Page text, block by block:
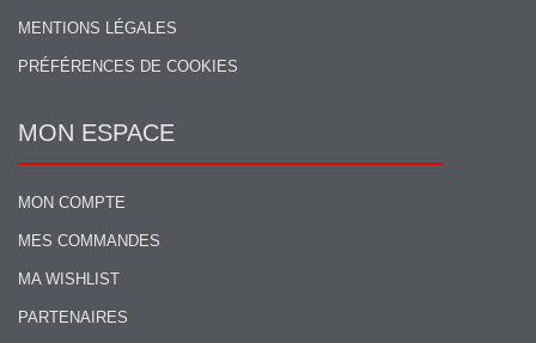
MENTIONS LÉGALES
PRÉFÉRENCES DE COOKIES
MON ESPACE
MON COMPTE
MES COMMANDES
MA WISHLIST
PARTENAIRES